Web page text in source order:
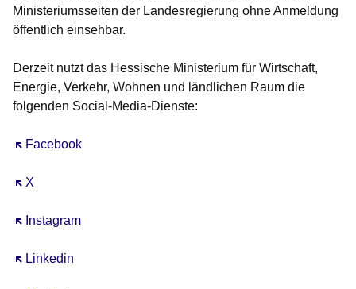
Ministeriumsseiten der Landesregierung ohne Anmeldung
öffentlich einsehbar.
Derzeit nutzt das Hessische Ministerium für Wirtschaft,
Energie, Verkehr, Wohnen und ländlichen Raum die
folgenden Social-Media-Dienste:
Facebook
Öffnet sich in einem neuen Fenster
X
Öffnet sich in einem neuen Fenster
Instagram
Öffnet sich in einem neuen Fenster
Linkedin
Öffnet sich in einem neuen Fenster